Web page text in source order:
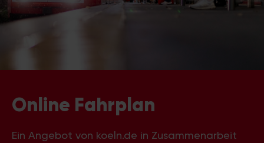
Online Fahrplan
Ein Angebot von koeln.de in Zusammenarbeit